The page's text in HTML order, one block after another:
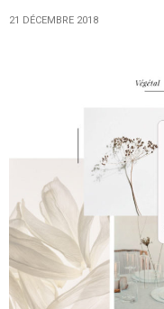
21 DÉCEMBRE 2018